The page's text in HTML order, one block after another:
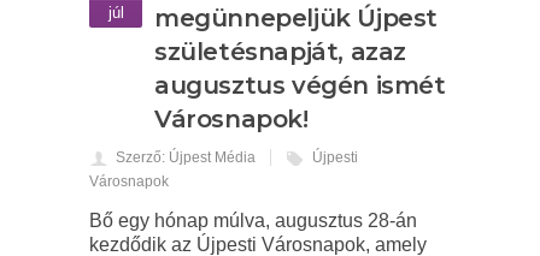
júl
megünnepeljük Újpest
születésnapját, azaz
augusztus végén ismét
Városnapok!
Szerző: Újpest Média
Újpesti
Városnapok
Bő egy hónap múlva, augusztus 28-án
kezdődik az Újpesti Városnapok, amely